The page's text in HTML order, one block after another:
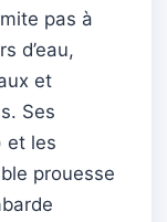
pas à
d’eau,
et
Ses
et les
prouesse